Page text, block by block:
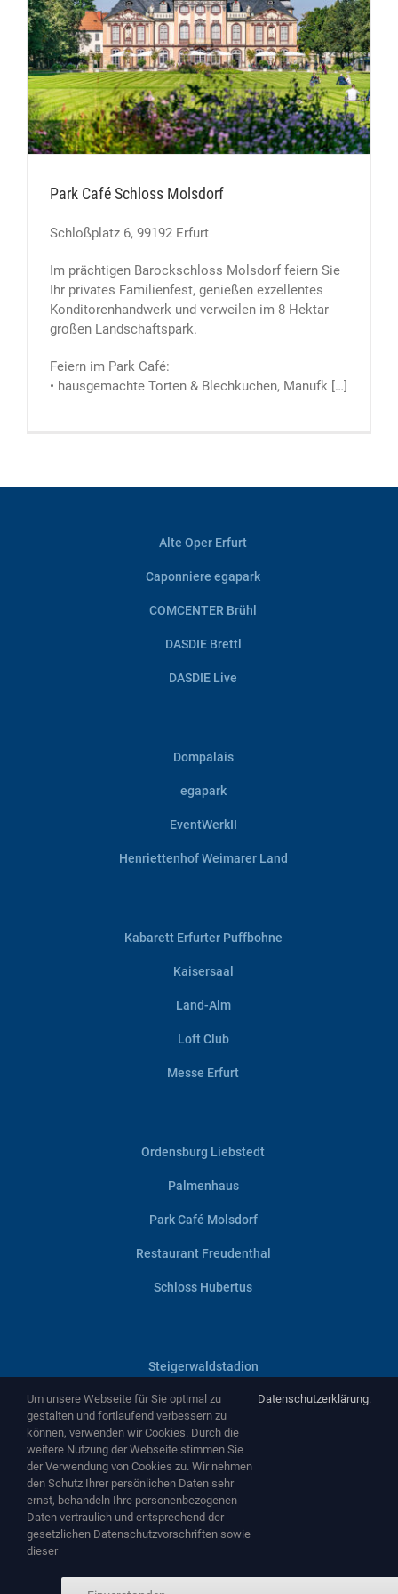
Park Café Schloss Molsdorf
Schloßplatz 6, 99192 Erfurt
Im prächtigen Barockschloss Molsdorf feiern Sie
Ihr privates Familienfest, genießen exzellentes
Konditorenhandwerk und verweilen im 8 Hektar
großen Landschaftspark.
Feiern im Park Café:
• hausgemachte Torten & Blechkuchen, Manufk […]
Alte Oper Erfurt
Caponniere egapark
COMCENTER Brühl
DASDIE Brettl
DASDIE Live
Dompalais
egapark
EventWerkII
Henriettenhof Weimarer Land
Kabarett Erfurter Puffbohne
Kaisersaal
Land-Alm
Loft Club
Messe Erfurt
Ordensburg Liebstedt
Palmenhaus
Park Café Molsdorf
Restaurant Freudenthal
Schloss Hubertus
Steigerwaldstadion
Villa Haage
Zentralheize
Zughafen
Copyright ©2026 byNEMA Entertainment GmbH
Um unsere Webseite für Sie optimal zu
gestalten und fortlaufend verbessern zu
können, verwenden wir Cookies. Durch die
weitere Nutzung der Webseite stimmen Sie
der Verwendung von Cookies zu. Wir nehmen
den Schutz Ihrer persönlichen Daten sehr
ernst, behandeln Ihre personenbezogenen
Daten vertraulich und entsprechend der
gesetzlichen Datenschutzvorschriften sowie
dieser
Datenschutzerklärung.